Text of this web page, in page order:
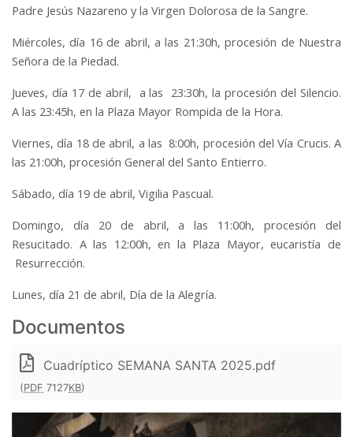
Padre Jesús Nazareno y la Virgen Dolorosa de la Sangre.
Miércoles, día 16 de abril, a las 21:30h, procesión de Nuestra
Señora de la Piedad.
Jueves, día 17 de abril, a las 23:30h, la procesión del Silencio.
A las 23:45h, en la Plaza Mayor Rompida de la Hora.
Viernes, día 18 de abril, a las 8:00h, procesión del Vía Crucis. A
las 21:00h, procesión General del Santo Entierro.
Sábado, día 19 de abril, Vigilia Pascual.
Domingo, día 20 de abril, a las 11:00h, procesión del
Resucitado. A las 12:00h, en la Plaza Mayor, eucaristía de
Resurrección.
Lunes, día 21 de abril, Día de la Alegría.
Documentos
Cuadríptico SEMANA SANTA 2025.pdf
(PDF 7127KB)